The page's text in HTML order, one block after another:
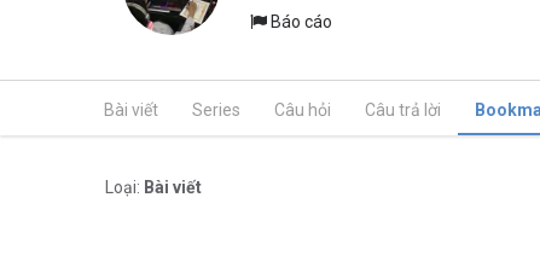
Báo cáo
Bài viết Series Câu hỏi Câu trả lời
Loại: Bài viết